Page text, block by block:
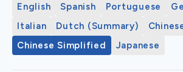
English Spanish Portuguese
Italian
Dutch (Summary)
Chinese Simplified
Japanese